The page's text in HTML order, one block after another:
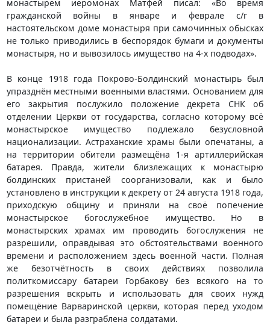
монастырём иеромонах Матфей писал: «Во время
гражданской войны в январе и феврале с/г в
настоятельском доме монастыря при самочинных обысках
не только приводились в беспорядок бумаги и документы
монастыря, но и вывозилось имущество на 4-х подводах».
В конце 1918 года Покрово-Болдинский монастырь был
упразднён местными военными властями. Основанием для
его закрытия послужило положение декрета СНК об
отделении Церкви от государства, согласно которому всё
монастырское имущество подлежало безусловной
национализации. Астраханские храмы были опечатаны, а
на территории обители размещёна 1-я артиллерийская
батарея. Правда, жители близлежащих к монастырю
болдинских пристаней соорганизовали, как и было
установлено в инструкции к декрету от 24 августа 1918 года,
приходскую общину и приняли на своё попечение
монастырское богослужебное имущество. Но в
монастырских храмах им проводить богослужения не
разрешили, оправдывая это обстоятельствами военного
времени и расположением здесь военной части. Полная
же безотчётность в своих действиях позволила
политкомиссару батареи Горбакову без всякого на то
разрешения вскрыть и использовать для своих нужд
помещёние Варваринской церкви, которая перед уходом
батареи и была разграблена солдатами.